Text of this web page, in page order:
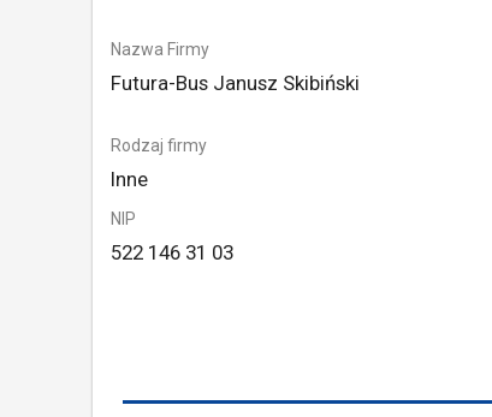
Nazwa Firmy
Futura-Bus Janusz Skibiński
Rodzaj firmy
Inne
NIP
522 146 31 03